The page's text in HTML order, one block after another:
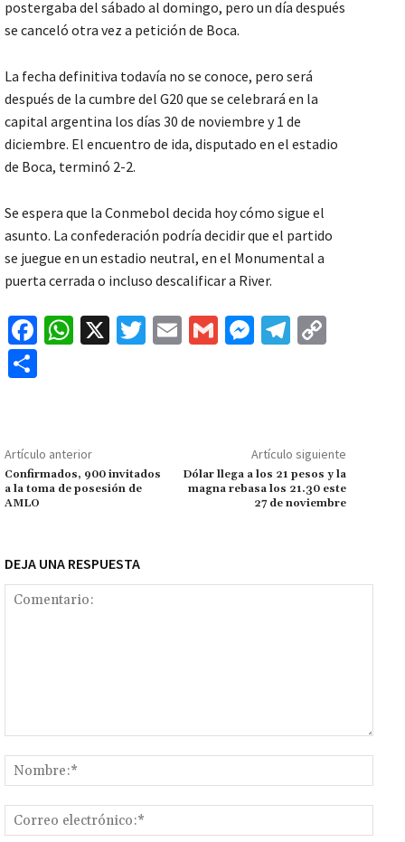
postergaba del sábado al domingo, pero un día después
se canceló otra vez a petición de Boca.
La fecha definitiva todavía no se conoce, pero será
después de la cumbre del G20 que se celebrará en la
capital argentina los días 30 de noviembre y 1 de
diciembre. El encuentro de ida, disputado en el estadio
de Boca, terminó 2-2.
Se espera que la Conmebol decida hoy cómo sigue el
asunto. La confederación podría decidir que el partido
se juegue en un estadio neutral, en el Monumental a
puerta cerrada o incluso descalificar a River.
Fa
o
k
W
p
p
X
T
E
G
M
ge
r
Te
m Li
n
k
p
ar
tir
Artículo anterior
Confirmados, 900 invitados
a la toma de posesión de
AMLO
Artículo siguiente
Dólar llega a los 21 pesos y la
magna rebasa los 21.30 este
27 de noviembre
DEJA UNA RESPUESTA